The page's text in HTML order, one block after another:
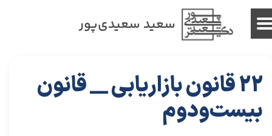
سعید سعیدی‌پور
22 قانون بازاریابی __ قانون
بیست‌ودوم